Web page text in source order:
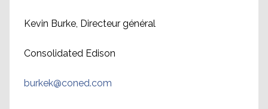
Kevin Burke, Directeur général
Consolidated Edison
burkek@coned.com